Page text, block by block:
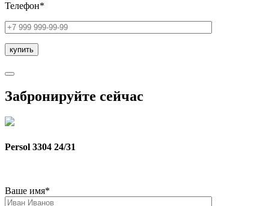
Телефон*
Забронируйте сейчас
Persol 3304 24/31
Ваше имя*